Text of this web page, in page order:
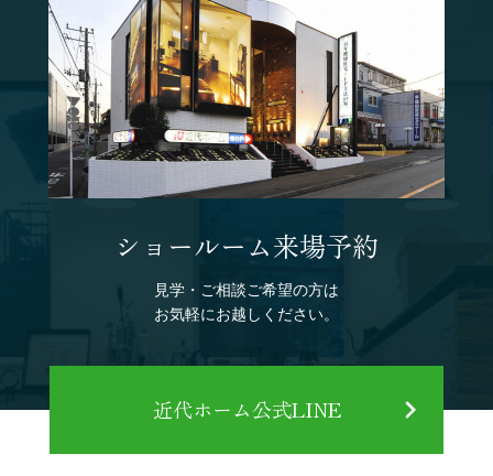
ショールーム来場予約
見学・ご相談ご希望の方は
お気軽にお越しください。
近代ホーム公式LINE